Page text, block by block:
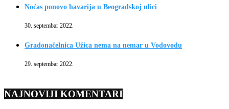
Noćas ponovo havarija u Beogradskoj ulici
30. septembar 2022.
Gradonačelnica Užica nema na nemar u Vodovodu
29. septembar 2022.
NAJNOVIJI KOMENTARI